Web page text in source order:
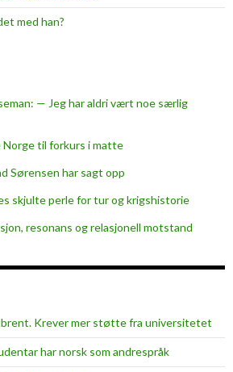
é
i
l
r
ø
t
m
ø
med han?
— Jeg har aldri vært noe særlig
Norge til forkurs i matte
Sørensen har sagt opp
skjulte perle for tur og krigshistorie
resonans og relasjonell motstand
Krever mer støtte fra universitetet
har norsk som andrespråk